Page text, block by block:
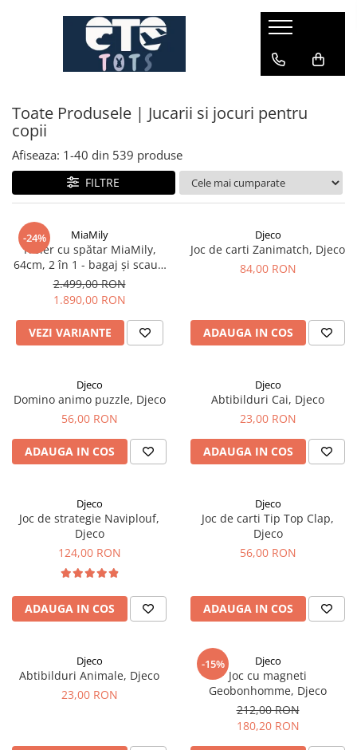
CĂRUCIOARE & SCAUNE AUTO
cărucioare NUNA
cărucioare U-GROW
scaune auto pentru avion
accesorii cărucioare
accesorii scaun avion
Toate Produsele | Jucarii si jocuri pentru
copii
Afiseaza: 1-40 din 539 produse
FILTRE
-24% MiaMily
Troler cu spătar MiaMily,
64cm, 2 în 1 - bagaj și scaun
pentru copii
2.499,00 RON
1.890,00 RON
VEZI VARIANTE
Djeco
Joc de carti Zanimatch, Djeco
84,00 RON
ADAUGA IN COS
Djeco
Domino animo puzzle, Djeco
56,00 RON
ADAUGA IN COS
Djeco
Abtibilduri Cai, Djeco
23,00 RON
ADAUGA IN COS
Djeco
Joc de strategie Naviplouf,
Djeco
124,00 RON
ADAUGA IN COS
Djeco
Joc de carti Tip Top Clap,
Djeco
56,00 RON
ADAUGA IN COS
Djeco
Abtibilduri Animale, Djeco
23,00 RON
-15% Djeco
Joc cu magneti
Geobonhomme, Djeco
212,00 RON
180,20 RON